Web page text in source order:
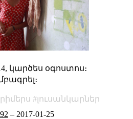
կարծես օգոստոս։
լուսանկարներ
– 2017-01-25